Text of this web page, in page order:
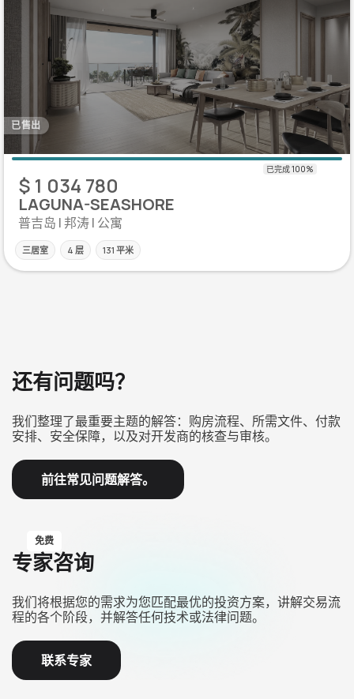
已售出
$ 1 034 780
LAGUNA-SEASHORE
普吉岛 | 邦涛 | 公寓
三居室 4 层 131 平米
还有问题吗？
我们整理了最重要主题的解答：购房流程、所需文件、付款
安排、安全保障，以及对开发商的核查与审核。
前往常见问题解答。
免费
专家咨询
我们将根据您的需求为您匹配最优的投资方案，讲解交易流
程的各个阶段，并解答任何技术或法律问题。
联系专家